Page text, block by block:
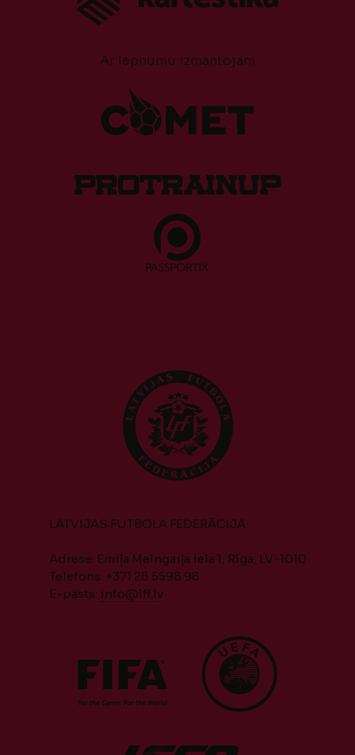
Ar lepnumu izmantojam
LATVIJAS FUTBOLA FEDERĀCIJA
Adrese: Emiļa Melngaiļa iela 1, Rīga, LV-1010
Telefons: +371 28 5598 98
E-pasts: info@lff.lv